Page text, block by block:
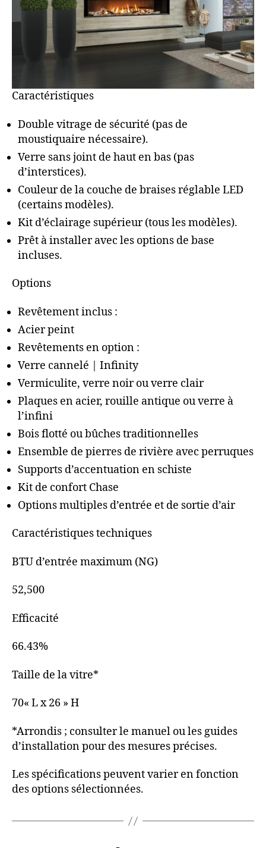
Caractéristiques
Double vitrage de sécurité (pas de
moustiquaire nécessaire).
Verre sans joint de haut en bas (pas
d’interstices).
Couleur de la couche de braises réglable LED
(certains modèles).
Kit d’éclairage supérieur (tous les modèles).
Prêt à installer avec les options de base
incluses.
Options
Revêtement inclus :
Acier peint
Revêtements en option :
Verre cannelé | Infinity
Vermiculite, verre noir ou verre clair
Plaques en acier, rouille antique ou verre à
l’infini
Bois flotté ou bûches traditionnelles
Ensemble de pierres de rivière avec perruques
Supports d’accentuation en schiste
Kit de confort Chase
Options multiples d’entrée et de sortie d’air
Caractéristiques techniques
BTU d’entrée maximum (NG)
52,500
Efficacité
66.43%
Taille de la vitre*
70« L x 26 » H
*Arrondis ; consulter le manuel ou les guides
d’installation pour des mesures précises.
Les spécifications peuvent varier en fonction
des options sélectionnées.